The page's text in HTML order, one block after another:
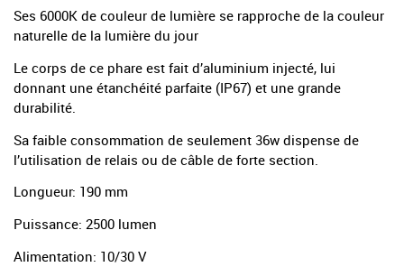
Ses 6000K de couleur de lumière se rapproche de la couleur
naturelle de la lumière du jour
Le corps de ce phare est fait d’aluminium injecté, lui
donnant une étanchéité parfaite (IP67) et une grande
durabilité.
Sa faible consommation de seulement 36w dispense de
l’utilisation de relais ou de câble de forte section.
Longueur: 190 mm
Puissance: 2500 lumen
Alimentation: 10/30 V